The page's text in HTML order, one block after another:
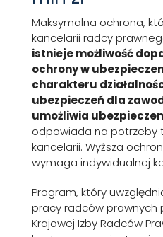
Maksymalna ochrona,
kancelarii radcy
istnieje możliwość
ochrony w
charakteru
ubezpieczeń dla
umożliwia
odpowiada na potrzeby
kancelarii. Wyższa
wymaga indywidualnej
Program, który
pracy radców prawnych
Krajowej Izby Radców